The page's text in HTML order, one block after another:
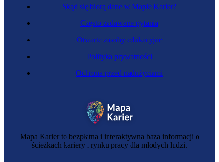
Chief Happiness Officer
Mapa Karier to bezpłatna i interaktywna baza informacji o
ścieżkach kariery i rynku pracy dla młodych ludzi.
Skąd się biorą dane w Mapie Karier?
Często zadawane pytania
Otwarte zasoby edukacyjne
Polityka prywatności
Ochrona przed nadużyciami